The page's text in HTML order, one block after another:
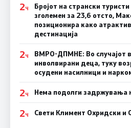
2Ч
Бројот на странски
зголемен за 23,6 отсто,
позиционира како
дестинација
2Ч
ВМРО-ДПМНЕ: Во случајот
инволвирани деца, туку
осудени насилници и
2Ч Нема подолги задржувања
2Ч Свети Климент Охридски и